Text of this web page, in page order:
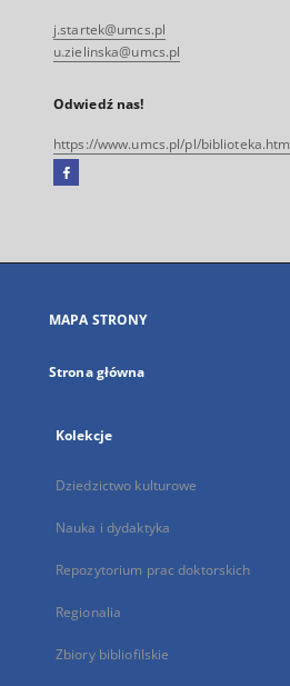
j.startek@umcs.pl
u.zielinska@umcs.pl
Odwiedź nas!
https://www.umcs.pl/pl/biblioteka.htm
Facebook
się
karcie
MAPA STRONY
Strona główna
Kolekcje
Dziedzictwo kulturowe
Nauka i dydaktyka
Repozytorium prac doktorskich
Regionalia
Zbiory bibliofilskie